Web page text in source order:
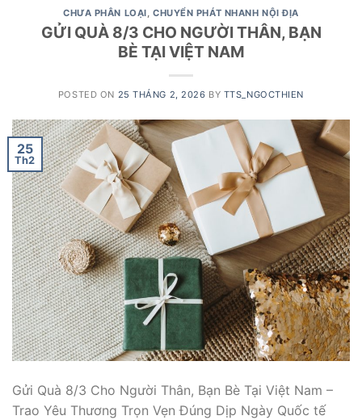
CHƯA PHÂN LOẠI, CHUYỂN PHÁT NHANH NỘI ĐỊA
GỬI QUÀ 8/3 CHO NGƯỜI THÂN, BẠN
BÈ TẠI VIỆT NAM
POSTED ON 25 THÁNG 2, 2026 BY TTS_NGOCTHIEN
25
Th2
Gửi Quà 8/3 Cho Người Thân, Bạn Bè Tại Việt Nam –
Trao Yêu Thương Trọn Vẹn Đúng Dịp Ngày Quốc tế